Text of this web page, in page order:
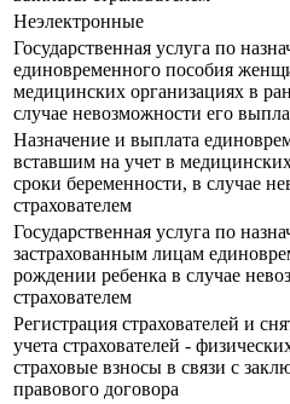
Неэлектронные
Государственная услуга по
единовременного пособия
медицинских организациях в
случае невозможности его
Назначение и выплата
вставшим на учет в
сроки беременности, в случае
страхователем
Государственная услуга по
застрахованным лицам
рождении ребенка в случае
страхователем
Регистрация страхователей и
учета страхователей -
страховые взносы в связи с
правового договора